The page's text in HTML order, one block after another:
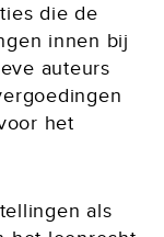
die de
innen bij
auteurs
het
als